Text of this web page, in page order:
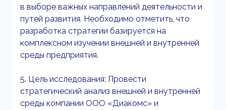
в выборе важных направлений деятельности и
путей развития. Необходимо отметить, что
разработка стратегии базируется на
комплексном изучении внешней и внутренней
среды предприятия.
5. Цель исследования: Провести
стратегический анализ внешней и внутренней
среды компании ООО «Диакомс» и